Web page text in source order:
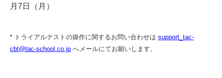
月7日（月）
* トライアルテストの操作に関するお問い合わせは support_tac-
cbt@tac-school.co.jp へメールにてお願いします。